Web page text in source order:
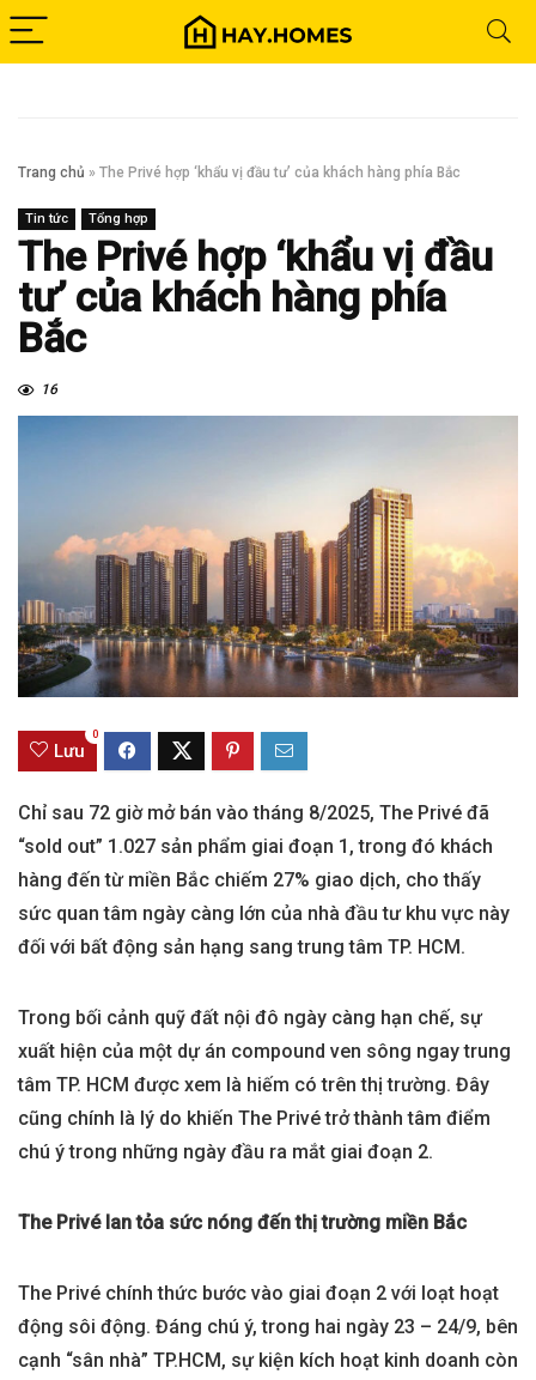
Trang chủ » The Privé hợp ‘khẩu vị đầu tư’ của khách hàng phía Bắc
Tin tức Tổng hợp
The Privé hợp ‘khẩu vị đầu
tư’ của khách hàng phía
Bắc
16
Lưu
0
Chỉ sau 72 giờ mở bán vào tháng 8/2025, The Privé đã
“sold out” 1.027 sản phẩm giai đoạn 1, trong đó khách
hàng đến từ miền Bắc chiếm 27% giao dịch, cho thấy
sức quan tâm ngày càng lớn của nhà đầu tư khu vực này
đối với bất động sản hạng sang trung tâm TP. HCM.
Trong bối cảnh quỹ đất nội đô ngày càng hạn chế, sự
xuất hiện của một dự án compound ven sông ngay trung
tâm TP. HCM được xem là hiếm có trên thị trường. Đây
cũng chính là lý do khiến The Privé trở thành tâm điểm
chú ý trong những ngày đầu ra mắt giai đoạn 2.
The Privé lan tỏa sức nóng đến thị trường miền Bắc
The Privé chính thức bước vào giai đoạn 2 với loạt hoạt
động sôi động. Đáng chú ý, trong hai ngày 23 – 24/9, bên
cạnh “sân nhà” TP.HCM, sự kiện kích hoạt kinh doanh còn